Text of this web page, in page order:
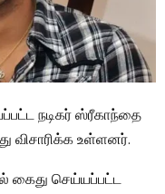
நடிகர் ஸ்ரீகாந்தை
விசாரிக்க உள்ளனர்.
கைது செய்யப்பட்ட